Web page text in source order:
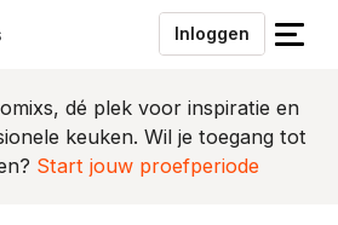
Inloggen
S
u
i
dé plek voor inspiratie en
keuken. Wil je toegang tot
Start jouw proefperiode